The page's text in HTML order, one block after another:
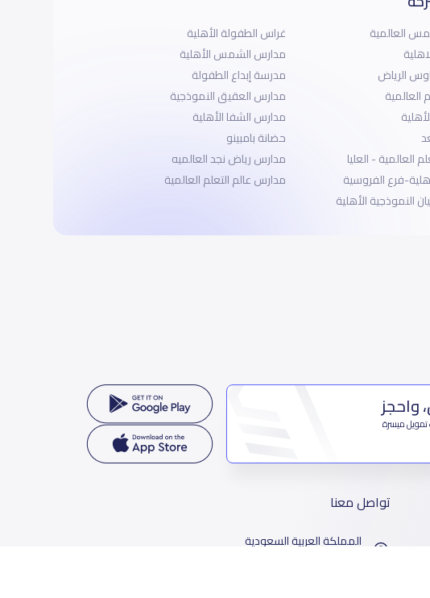
العالمية
الرياض
العالمية - العليا
فرع الفروسية
النموذجية الأهلية
غراس الطفولة الأهلية
مدارس الشمس الأهلية
مدرسة إبداع الطفولة
مدارس العقيق النموذجية
مدارس الشفا الأهلية
حضانة بامبينو
مدارس رياض نجد العالميه
مدارس عالم التعلم العالمية
واحجز
ميسرة
تواصل معنا
المملكة العربية السعودية